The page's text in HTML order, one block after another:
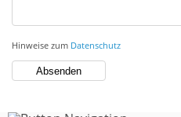
Hinweise zum Datenschutz